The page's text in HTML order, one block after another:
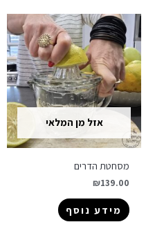
אזל מן המלאי
מסחטת הדרים
₪139.00
מידע נוסף